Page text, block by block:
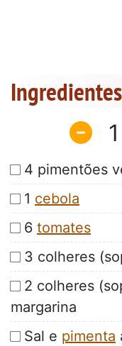
Ingredientes
1
4 pimentões
1 cebola
6 tomates
3 colheres
2 colheres
margarina
Sal e pimenta